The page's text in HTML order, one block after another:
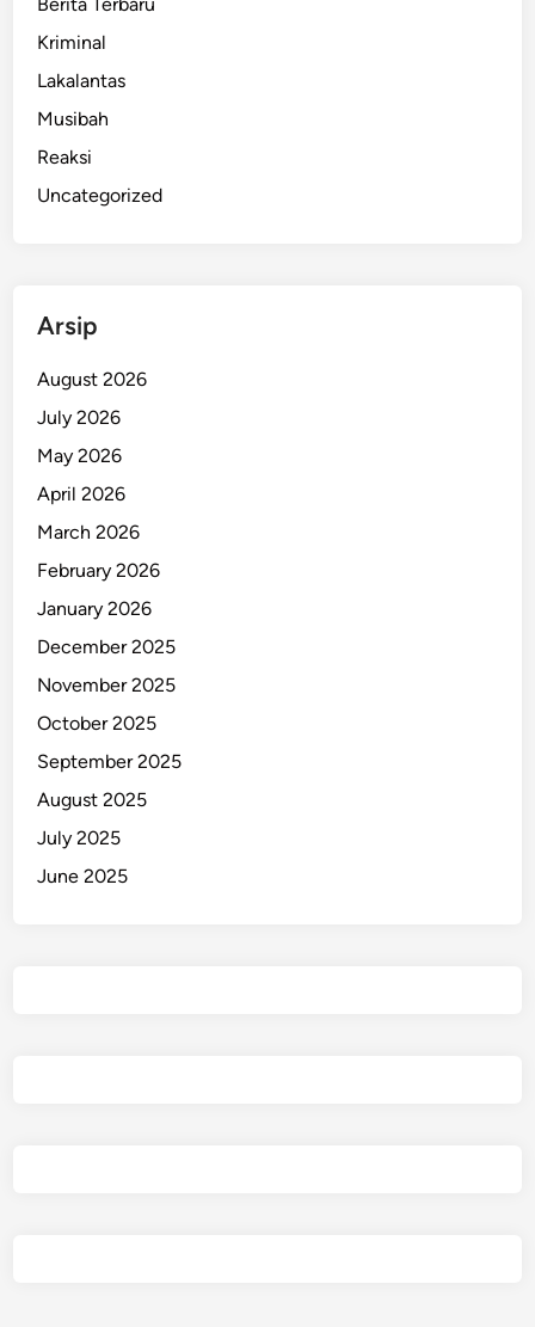
p
l
s
a
B
e
’
i
B
a
d
u
n
Kriminal
Lakalantas
Musibah
Reaksi
Uncategorized
Arsip
August 2026
July 2026
May 2026
April 2026
March 2026
February 2026
January 2026
December 2025
November 2025
October 2025
September 2025
August 2025
July 2025
June 2025